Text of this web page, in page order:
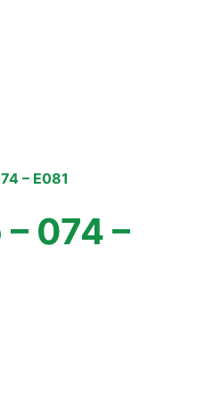
– E081
074 –